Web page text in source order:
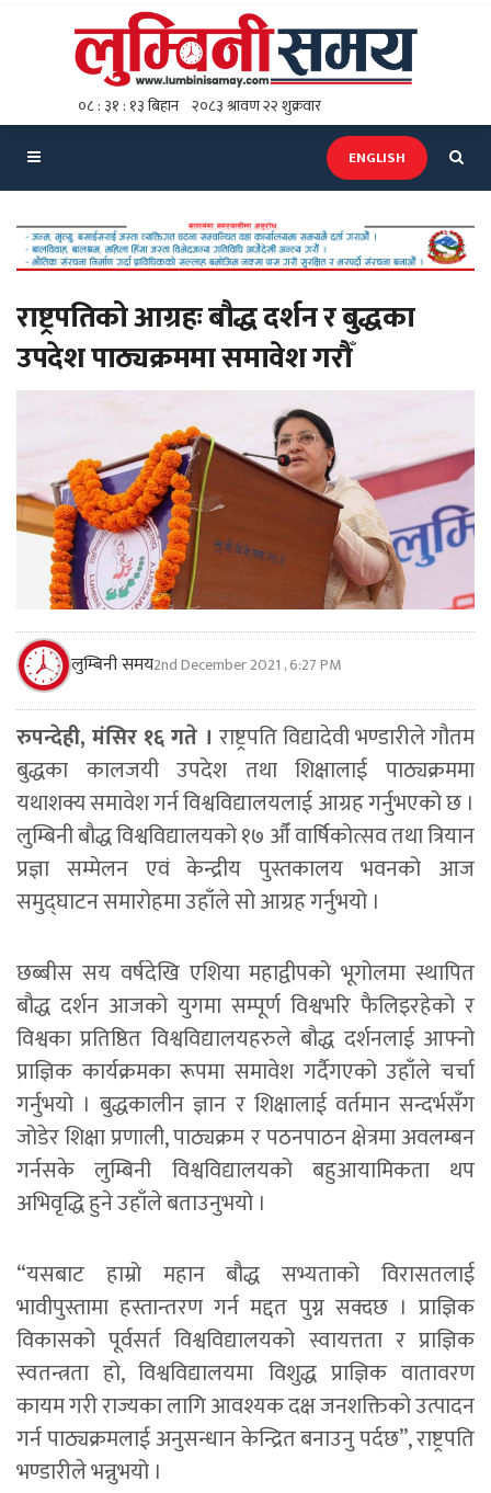
ENGLISH
राष्ट्रपतिको आग्रहः बौद्ध दर्शन र बुद्धका
उपदेश पाठ्यक्रममा समावेश गरौँ
लुम्बिनी समय2nd December 2021 , 6:27 PM
रुपन्देही, मंसिर १६ गते । राष्ट्रपति विद्यादेवी भण्डारीले गौतम
बुद्धका कालजयी उपदेश तथा शिक्षालाई पाठ्यक्रममा
यथाशक्य समावेश गर्न विश्वविद्यालयलाई आग्रह गर्नुभएको छ ।
लुम्बिनी बौद्ध विश्वविद्यालयको १७ औँ वार्षिकोत्सव तथा त्रियान
प्रज्ञा सम्मेलन एवं केन्द्रीय पुस्तकालय भवनको आज
समुद्घाटन समारोहमा उहाँले सो आग्रह गर्नुभयो ।
छब्बीस सय वर्षदेखि एशिया महाद्वीपको भूगोलमा स्थापित
बौद्ध दर्शन आजको युगमा सम्पूर्ण विश्वभरि फैलिइरहेको र
विश्वका प्रतिष्ठित विश्वविद्यालयहरुले बौद्ध दर्शनलाई आफ्नो
प्राज्ञिक कार्यक्रमका रूपमा समावेश गर्दैगएको उहाँले चर्चा
गर्नुभयो । बुद्धकालीन ज्ञान र शिक्षालाई वर्तमान सन्दर्भसँग
जोडेर शिक्षा प्रणाली, पाठ्यक्रम र पठनपाठन क्षेत्रमा अवलम्बन
गर्नसके लुम्बिनी विश्वविद्यालयको बहुआयामिकता थप
अभिवृद्धि हुने उहाँले बताउनुभयो ।
“यसबाट हाम्रो महान बौद्ध सभ्यताको विरासतलाई
भावीपुस्तामा हस्तान्तरण गर्न मद्दत पुग्न सक्दछ । प्राज्ञिक
विकासको पूर्वसर्त विश्वविद्यालयको स्वायत्तता र प्राज्ञिक
स्वतन्त्रता हो, विश्वविद्यालयमा विशुद्ध प्राज्ञिक वातावरण
कायम गरी राज्यका लागि आवश्यक दक्ष जनशक्तिको उत्पादन
गर्न पाठ्यक्रमलाई अनुसन्धान केन्द्रित बनाउनु पर्दछ”, राष्ट्रपति
भण्डारीले भन्नुभयो ।